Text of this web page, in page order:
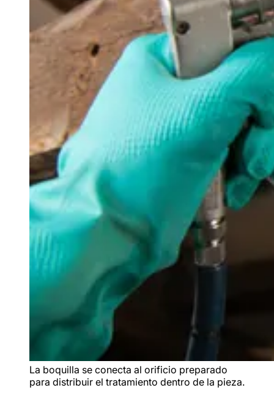
La boquilla se conecta al orificio preparado
para distribuir el tratamiento dentro de la pieza.